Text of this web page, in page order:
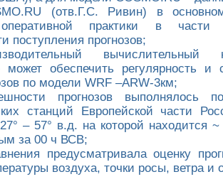
(отв.Г.С. Ривин) в основном
оперативной практики в
поступления прогнозов;
может обеспечить регулярность и
по модели WRF –ARW-3км;
прогнозов выполнялось
станций Европейской части
– 57° в.д. на которой находится
за 00 ч ВСВ;
предусматривала оценку
воздуха, точки росы, ветра и